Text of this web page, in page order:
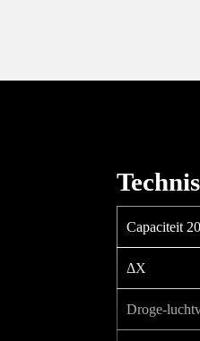
Capaciteit
ΔX
Droge-